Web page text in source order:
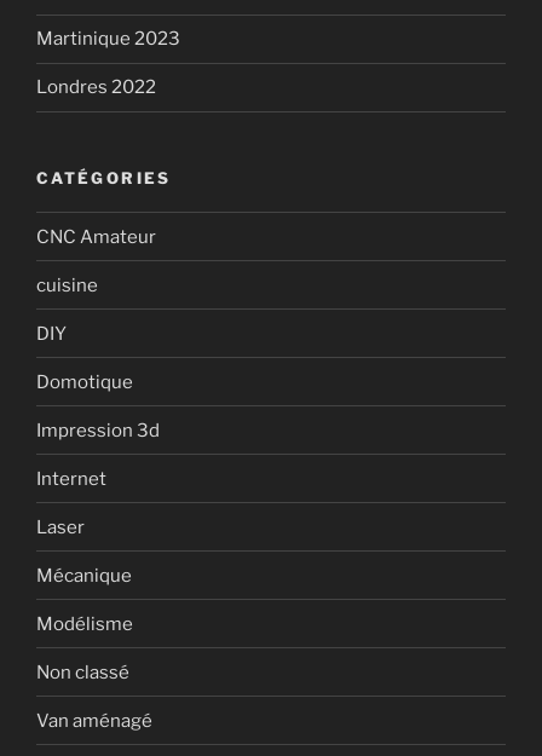
Martinique 2023
Londres 2022
CATÉGORIES
CNC Amateur
cuisine
DIY
Domotique
Impression 3d
Internet
Laser
Mécanique
Modélisme
Non classé
Van aménagé